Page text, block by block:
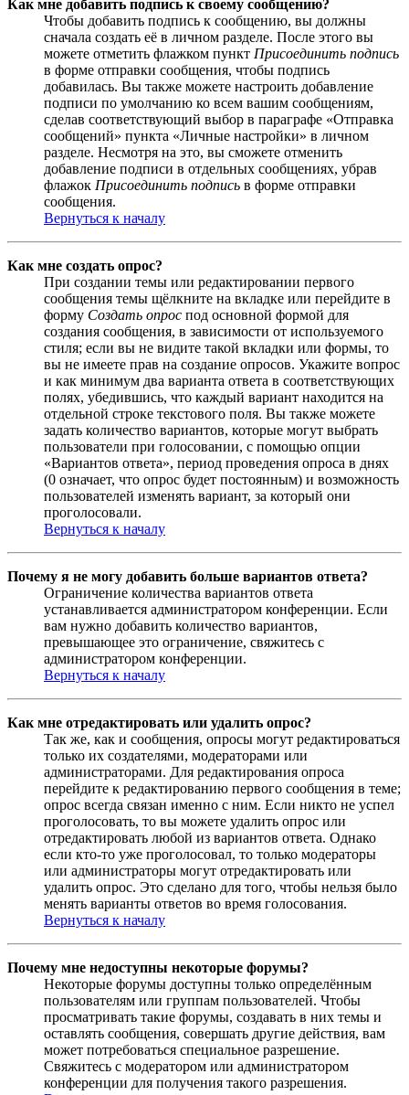
Как мне добавить подпись к своему сообщению?
Чтобы добавить подпись к сообщению, вы должны
сначала создать её в личном разделе. После этого вы
можете отметить флажком пункт Присоединить подпись
в форме отправки сообщения, чтобы подпись
добавилась. Вы также можете настроить добавление
подписи по умолчанию ко всем вашим сообщениям,
сделав соответствующий выбор в параграфе «Отправка
сообщений» пункта «Личные настройки» в личном
разделе. Несмотря на это, вы сможете отменить
добавление подписи в отдельных сообщениях, убрав
флажок Присоединить подпись в форме отправки
сообщения.
Вернуться к началу
Как мне создать опрос?
При создании темы или редактировании первого
сообщения темы щёлкните на вкладке или перейдите в
форму Создать опрос под основной формой для
создания сообщения, в зависимости от используемого
стиля; если вы не видите такой вкладки или формы, то
вы не имеете прав на создание опросов. Укажите вопрос
и как минимум два варианта ответа в соответствующих
полях, убедившись, что каждый вариант находится на
отдельной строке текстового поля. Вы также можете
задать количество вариантов, которые могут выбрать
пользователи при голосовании, с помощью опции
«Вариантов ответа», период проведения опроса в днях
(0 означает, что опрос будет постоянным) и возможность
пользователей изменять вариант, за который они
проголосовали.
Вернуться к началу
Почему я не могу добавить больше вариантов ответа?
Ограничение количества вариантов ответа
устанавливается администратором конференции. Если
вам нужно добавить количество вариантов,
превышающее это ограничение, свяжитесь с
администратором конференции.
Вернуться к началу
Как мне отредактировать или удалить опрос?
Так же, как и сообщения, опросы могут редактироваться
только их создателями, модераторами или
администраторами. Для редактирования опроса
перейдите к редактированию первого сообщения в теме;
опрос всегда связан именно с ним. Если никто не успел
проголосовать, то вы можете удалить опрос или
отредактировать любой из вариантов ответа. Однако
если кто-то уже проголосовал, то только модераторы
или администраторы могут отредактировать или
удалить опрос. Это сделано для того, чтобы нельзя было
менять варианты ответов во время голосования.
Вернуться к началу
Почему мне недоступны некоторые форумы?
Некоторые форумы доступны только определённым
пользователям или группам пользователей. Чтобы
просматривать такие форумы, создавать в них темы и
оставлять сообщения, совершать другие действия, вам
может потребоваться специальное разрешение.
Свяжитесь с модератором или администратором
конференции для получения такого разрешения.